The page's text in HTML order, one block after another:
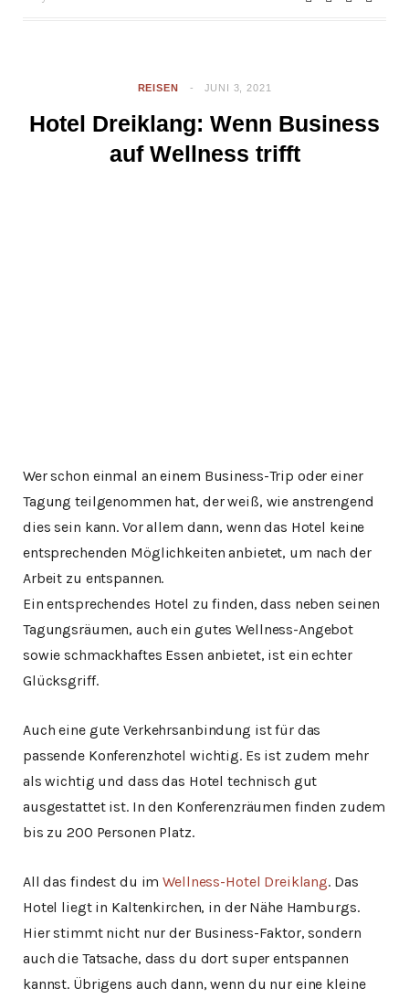
REISEN JUNI 3, 2021
Hotel Dreiklang: Wenn Business
auf Wellness trifft
Wer schon einmal an einem Business-Trip oder einer
Tagung teilgenommen hat, der weiß, wie anstrengend
dies sein kann. Vor allem dann, wenn das Hotel keine
entsprechenden Möglichkeiten anbietet, um nach der
Arbeit zu entspannen.
Ein entsprechendes Hotel zu finden, dass neben seinen
Tagungsräumen, auch ein gutes Wellness-Angebot
sowie schmackhaftes Essen anbietet, ist ein echter
Glücksgriff.
Auch eine gute Verkehrsanbindung ist für das
passende Konferenzhotel wichtig. Es ist zudem mehr
als wichtig und dass das Hotel technisch gut
ausgestattet ist. In den Konferenzräumen finden zudem
bis zu 200 Personen Platz.
All das findest du imWellness-Hotel Dreiklang. Das
Hotel liegt in Kaltenkirchen, in der Nähe Hamburgs.
Hier stimmt nicht nur der Business-Faktor, sondern
auch die Tatsache, dass du dort super entspannen
kannst. Übrigens auch dann, wenn du nur eine kleine